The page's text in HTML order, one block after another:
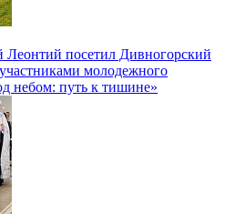
посетил Дивногорский
молодежного
небом: путь к тишине»